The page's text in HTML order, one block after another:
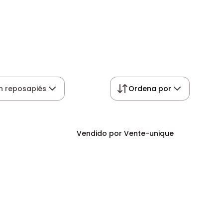
reposapiés Ordena por
Vendido por Vente-unique